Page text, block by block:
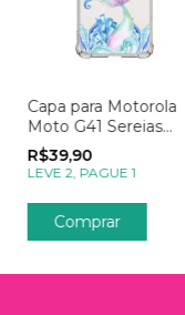
Capa para Motorola
Moto G41 Sereias
Cauda Azul
R$39,90
LEVE 2, PAGUE 1
Comprar